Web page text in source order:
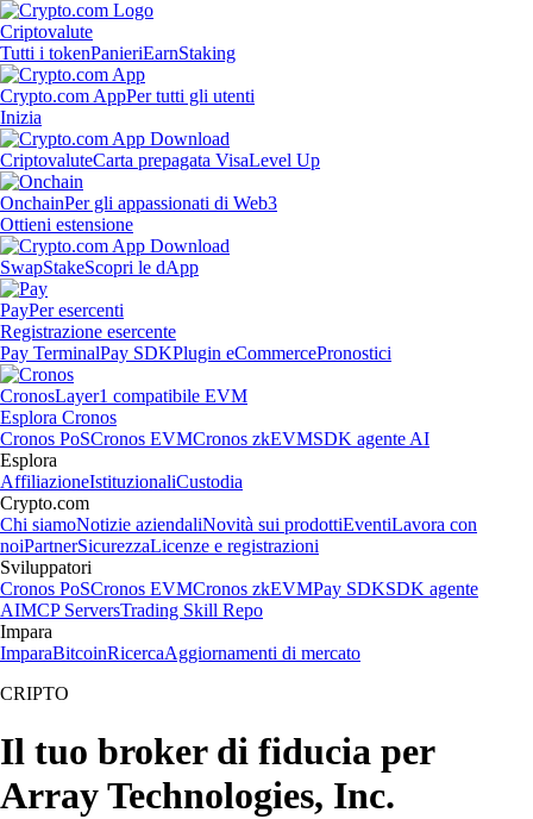
Criptovalute
Tutti i tokenPanieriEarnStaking
Crypto.com AppPer tutti gli utenti
Inizia
CriptovaluteCarta prepagata VisaLevel Up
OnchainPer gli appassionati di Web3
Ottieni estensione
SwapStakeScopri le dApp
PayPer esercenti
Registrazione esercente
Pay TerminalPay SDKPlugin eCommercePronostici
CronosLayer1 compatibile EVM
Esplora Cronos
Cronos PoSCronos EVMCronos zkEVMSDK agente AI
Esplora
AffiliazioneIstituzionaliCustodia
Crypto.com
Chi siamoNotizie aziendaliNovità sui prodottiEventiLavora con
noiPartnerSicurezzaLicenze e registrazioni
Sviluppatori
Cronos PoSCronos EVMCronos zkEVMPay SDKSDK agente
AIMCP ServersTrading Skill Repo
Impara
ImparaBitcoinRicercaAggiornamenti di mercato
CRIPTO
Il tuo broker di fiducia per
Array Technologies, Inc.